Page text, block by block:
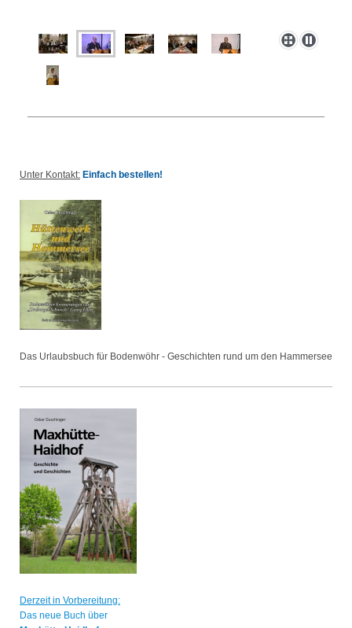
Unter Kontakt: Einfach bestellen!
Das Urlaubsbuch für Bodenwöhr - Geschichten rund um den Hammersee
Derzeit in Vorbereitung:
Das neue Buch über